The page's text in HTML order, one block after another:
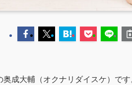
成大輔（オクナリダイスケ）です